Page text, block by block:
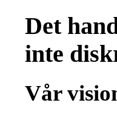
Det
inte
Vår